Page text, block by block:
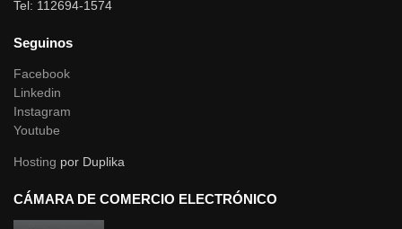
Tel: 112694-1574
Seguinos
Facebook
Linkedin
Instagram
Youtube
Hosting por Duplika
CÁMARA DE COMERCIO ELECTRÓNICO